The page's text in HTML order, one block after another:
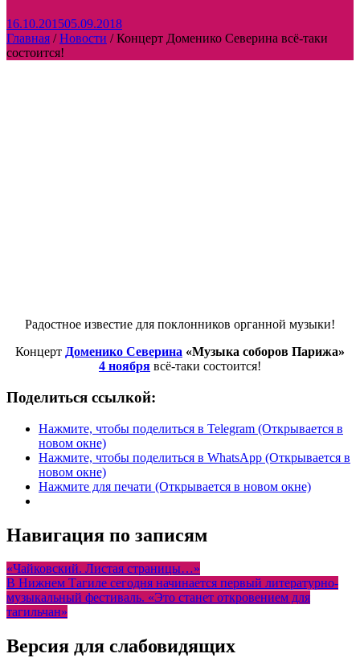
16.10.201505.09.2018
Главная /Новости /Концерт Доменико Северина всё-таки
состоится!
Радостное известие для поклонников органной музыки!
Концерт Доменико Северина «Музыка соборов Парижа»
4 ноября всё-таки состоится!
Поделиться ссылкой:
Нажмите, чтобы поделиться в Telegram (Открывается в
новом окне)
Нажмите, чтобы поделиться в WhatsApp (Открывается в
новом окне)
Нажмите для печати (Открывается в новом окне)
Навигация по записям
«Чайковский. Листая страницы…»
В Нижнем Тагиле сегодня начинается первый литературно-
музыкальный фестиваль. «Это станет откровением для
тагильчан»
Версия для слабовидящих